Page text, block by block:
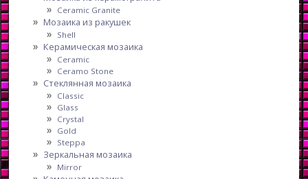
Ceramic Granite
Мозаика из ракушек
Shell
Керамическая мозаика
Ceramic
Ceramo Stone
Стеклянная мозаика
Classic
Glass
Crystal
Gold
Steppa
Зеркальная мозаика
Mirror